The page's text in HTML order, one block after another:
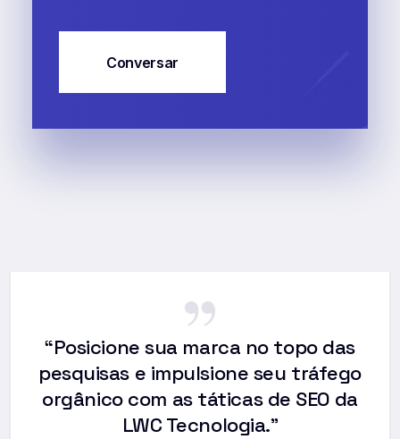
Conversar
“Posicione sua marca no topo das
pesquisas e impulsione seu tráfego
orgânico com as táticas de SEO da
LWC Tecnologia.”